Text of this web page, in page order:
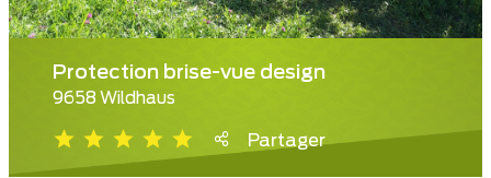
Protection brise-vue design
9658 Wildhaus
Partager